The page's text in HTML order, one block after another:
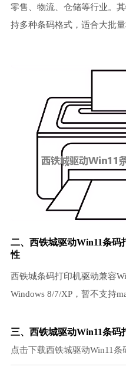
零售、物流、仓储等行业。
持多种条码格式，适合大批量
二、西铁城驱动Win11条码
性
西铁城条码打印机驱动兼容
Windows 8/7/XP，暂不支持
三、西铁城驱动Win11条
点击下载西铁城驱动Win11